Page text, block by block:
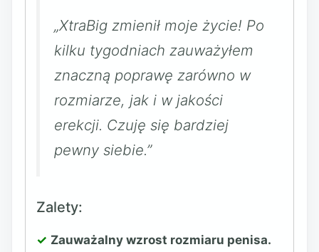
„XtraBig zmienił moje życie! Po
kilku tygodniach zauważyłem
znaczną poprawę zarówno w
rozmiarze, jak i w jakości
erekcji. Czuję się bardziej
pewny siebie.”
Zalety:
Zauważalny wzrost rozmiaru penisa.